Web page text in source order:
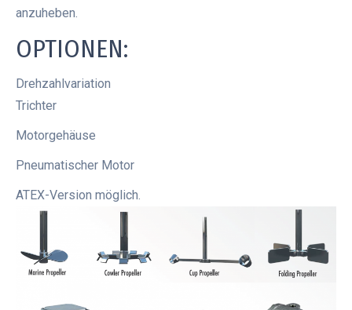
anzuheben.
OPTIONEN:
Drehzahlvariation
Trichter
Motorgehäuse
Pneumatischer Motor
ATEX-Version möglich.